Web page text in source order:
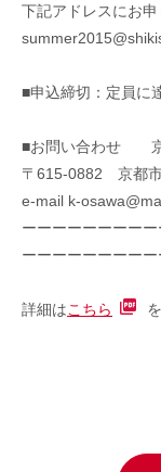
下記アドレスにお申
■申込締切：定員に
■お問い合わせ 京
〒615-0882 京都
e-mail k-
ーーーーーーーー
ーーーーーーーー
詳細はこちら